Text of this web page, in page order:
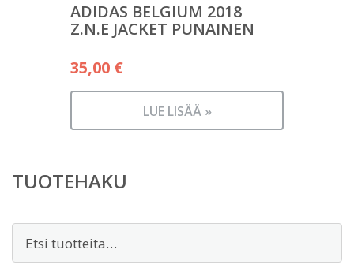
ADIDAS BELGIUM 2018
Z.N.E JACKET PUNAINEN
35,00 €
LUE LISÄÄ »
TUOTEHAKU